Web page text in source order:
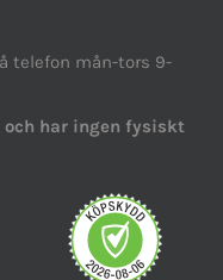
telefon mån-tors 9-
och har ingen fysiskt